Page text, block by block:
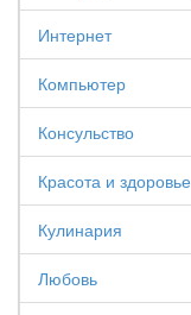
Интернет
Компьютер
Консульство
Красота и здоровье
Кулинария
Любовь